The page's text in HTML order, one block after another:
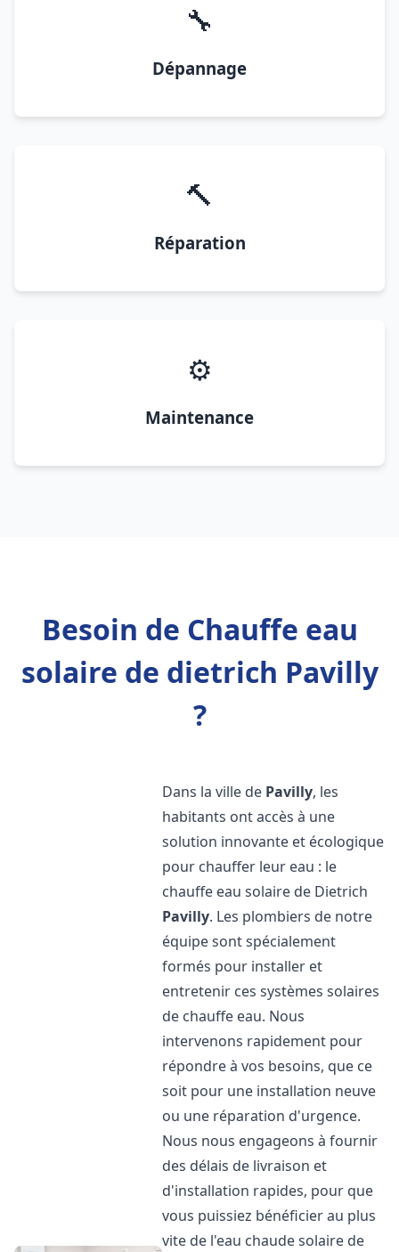
🔧
Dépannage
🔨
Réparation
⚙️
Maintenance
Besoin de Chauffe eau
solaire de dietrich Pavilly
?
Dans la ville de Pavilly, les
habitants ont accès à une
solution innovante et écologique
pour chauffer leur eau : le
chauffe eau solaire de Dietrich
Pavilly. Les plombiers de notre
équipe sont spécialement
formés pour installer et
entretenir ces systèmes solaires
de chauffe eau. Nous
intervenons rapidement pour
répondre à vos besoins, que ce
soit pour une installation neuve
ou une réparation d'urgence.
Nous nous engageons à fournir
des délais de livraison et
d'installation rapides, pour que
vous puissiez bénéficier au plus
vite de l'eau chaude solaire de